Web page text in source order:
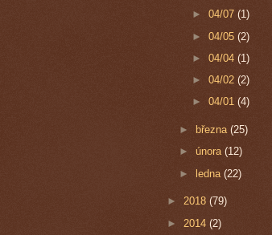
► 04/07 (1)
► 04/05 (2)
► 04/04 (1)
► 04/02 (2)
► 04/01 (4)
► března(25)
►února(12)
► ledna(22)
► 2018 (79)
► 2014 (2)